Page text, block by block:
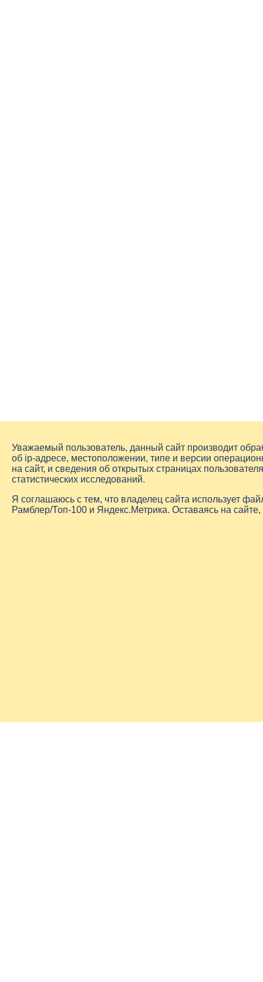
Уважаемый пользователь, данный сайт производит
об ip-адресе, местоположении, типе и версии
на сайт, и сведения об открытых страницах
статистических исследований.
Я соглашаюсь с тем, что владелец сайта использует
Рамблер/Топ-100 и Яндекс.Метрика. Оставаясь на